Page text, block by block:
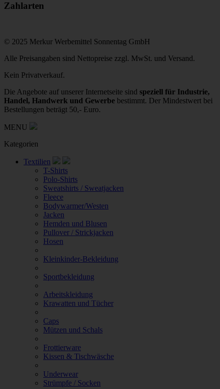
Zahlarten
© 2025 Merkur Werbemittel Sonnentag GmbH
Alle Preisangaben sind Nettopreise zzgl. MwSt. und Versand.
Kein Privatverkauf.
Die Angebote auf unserer Internetseite sind speziell für Industrie,
Handel, Handwerk und Gewerbe bestimmt. Der Mindestwert bei
Bestellungen beträgt 50,- Euro.
MENU
Kategorien
Textilien
T-Shirts
Polo-Shirts
Sweatshirts / Sweatjacken
Fleece
Bodywarmer/Westen
Jacken
Hemden und Blusen
Pullover / Strickjacken
Hosen
Kleinkinder-Bekleidung
Sportbekleidung
Arbeitskleidung
Krawatten und Tücher
Caps
Mützen und Schals
Frottierware
Kissen & Tischwäsche
Underwear
Strümpfe / Socken